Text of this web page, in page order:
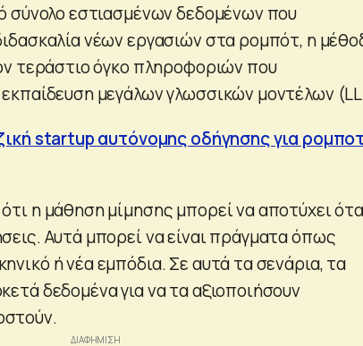
σύνολο εστιασμένων δεδομένων που
νέων εργασιών στα ρομπότ, η
τεράστιο όγκο πληροφοριών που
εκπαίδευση μεγάλων γλωσσικών μοντέλων
startup αυτόνομης οδήγησης για
η μάθηση μίμησης μπορεί να αποτύχει
Αυτά μπορεί να είναι πράγματα όπως
ή νέα εμπόδια. Σε αυτά τα σενάρια, τα
δεδομένα για να τα αξιοποιήσουν